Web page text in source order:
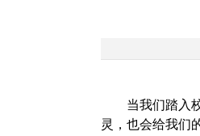
当我们踏入
灵，也会给我们